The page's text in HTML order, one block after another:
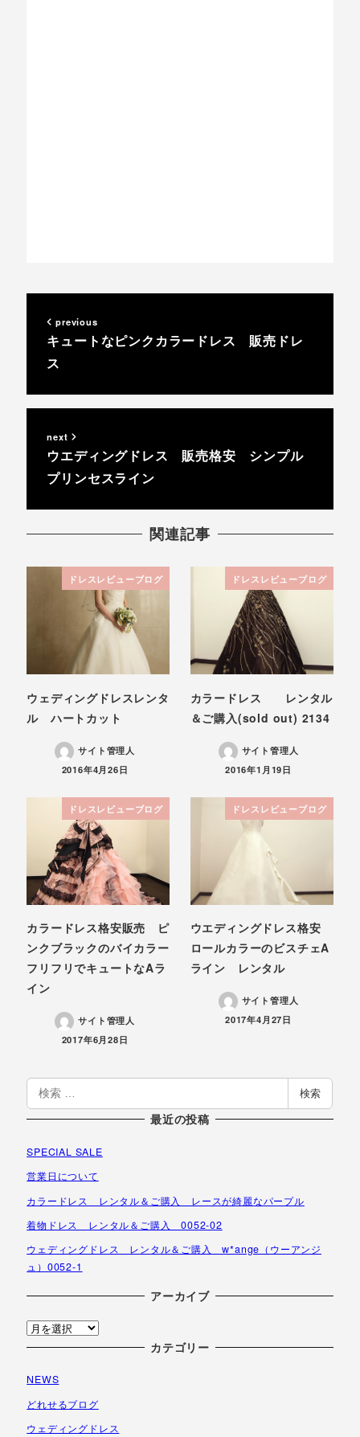
previous
キュートなピンクカラードレス 販売ドレ
ス
next
ウエディングドレス 販売格安 シンプル
プリンセスライン
関連記事
ドレスレビューブログ
ウェディングドレスレンタ
ル ハートカット
サイト管理人
投稿日
2016年4月26日
ドレスレビューブログ
カラードレス レンタル
＆ご購入(sold out) 2134
サイト管理人
投稿日
2016年1月19日
ドレスレビューブログ
カラードレス格安販売 ピ
ンクブラックのバイカラー
フリフリでキュートなAラ
イン
サイト管理人
投稿日
2017年6月28日
ドレスレビューブログ
ウエディングドレス格安
ロールカラーのビスチェA
ライン レンタル
サイト管理人
投稿日
2017年4月27日
検
索
検索
最近の投稿
SPECIAL SALE
営業日について
カラードレス レンタル＆ご購入 レースが綺麗なパープル
着物ドレス レンタル＆ご購入 0052-02
ウェディングドレス レンタル＆ご購入 w*ange（ウーアンジ
ュ）0052-1
アーカイブ
ア
ー
イ
ブ
カテゴリー
NEWS
どれせるブログ
ウェディングドレス